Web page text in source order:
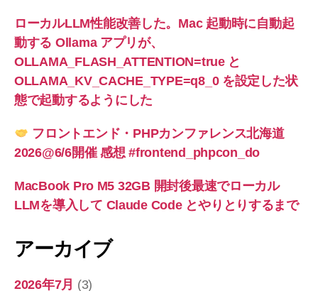
ローカルLLM性能改善した。Mac 起動時に自動起
動する Ollama アプリが、
OLLAMA_FLASH_ATTENTION=true と
OLLAMA_KV_CACHE_TYPE=q8_0 を設定した状
態で起動するようにした
フロントエンド・PHPカンファレンス北海道
2026@6/6開催 感想 #frontend_phpcon_do
MacBook Pro M5 32GB 開封後最速でローカル
LLMを導入して Claude Code とやりとりするまで
アーカイブ
2026年7月 (3)